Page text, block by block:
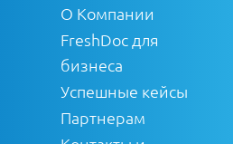
О Компании
FreshDoc для
бизнеса
Успешные кейсы
Партнерам